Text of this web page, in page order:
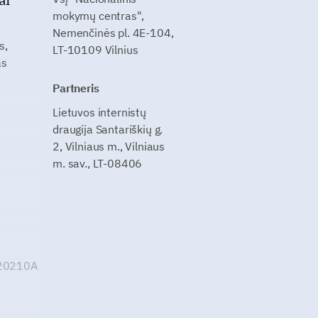
mokymų centras",
Nemenčinės pl. 4E-104,
LT-10109 Vilnius
Partneris
Lietuvos internistų
draugija Santariškių g.
2, Vilniaus m., Vilniaus
m. sav., LT-08406